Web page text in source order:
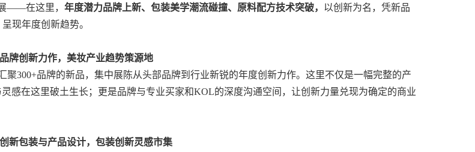
——在这里， 年度潜力品牌上新、包装美学潮流碰撞、原料配方技术突破， 以创新为名，凭新品
现年度创新趋势。
牌创新力作，美妆产业趋势策源地
聚300+品牌的新品，集中展陈从头部品牌到行业新锐的年度创新力作。这里不仅是一幅完整的产
感在这里破土生长；更是品牌与专业买家和KOL的深度沟通空间，让创新力量兑现为确定的商业
新包装与产品设计，包装创新灵感市集